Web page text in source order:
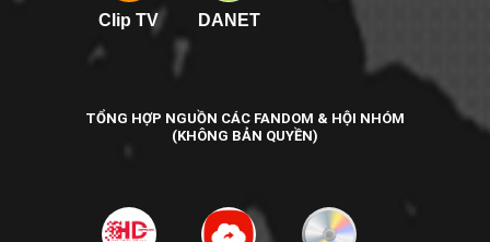
Clip TV DANET
TỔNG HỢP NGUỒN CÁC FANDOM & HỘI NHÓM
(KHÔNG BẢN QUYỀN)